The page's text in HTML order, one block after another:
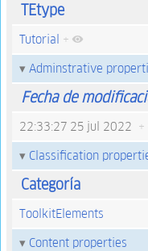
TEtype
Tutorial +
Adminstrative
Fecha de
22:33:27 25 jul 2022 +
Classification
Categoría
ToolkitElements
Content properties